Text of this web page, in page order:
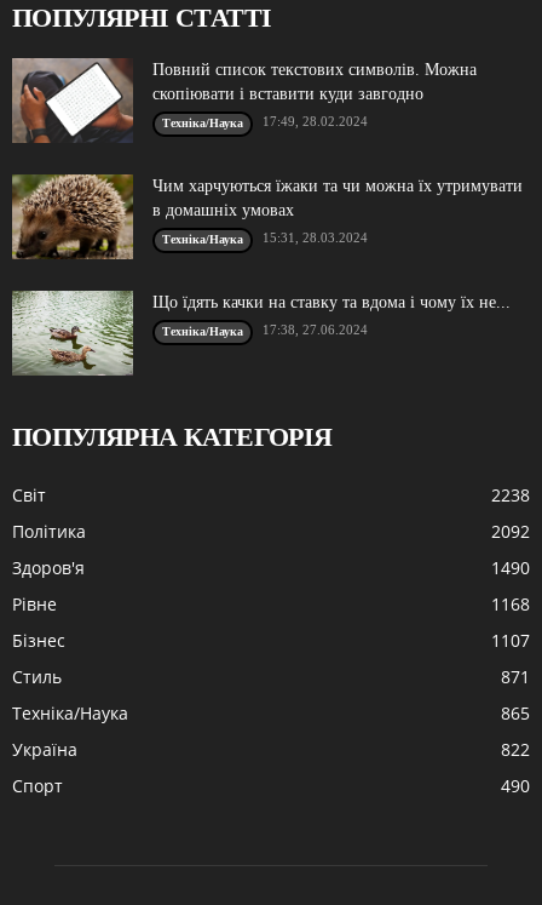
ПОПУЛЯРНІ СТАТТІ
Повний список текстових символів. Можна
скопіювати і вставити куди завгодно
Техніка/Наука 17:49, 28.02.2024
Чим харчуються їжаки та чи можна їх утримувати
в домашніх умовах
Техніка/Наука 15:31, 28.03.2024
Що їдять качки на ставку та вдома і чому їх не...
Техніка/Наука 17:38, 27.06.2024
ПОПУЛЯРНА КАТЕГОРІЯ
Cвіт
2238
Політика
2092
Здоров'я
1490
Рівне
1168
Бізнес
1107
Стиль
871
Техніка/Наука
865
Україна
822
Спорт
490